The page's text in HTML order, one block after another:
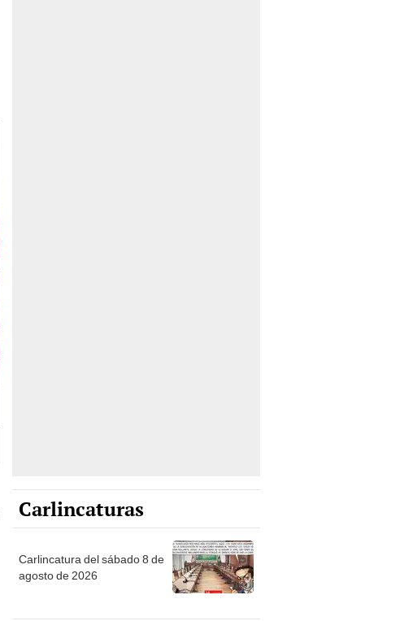
Carlincaturas
Carlincatura del sábado 8 de
agosto de 2026